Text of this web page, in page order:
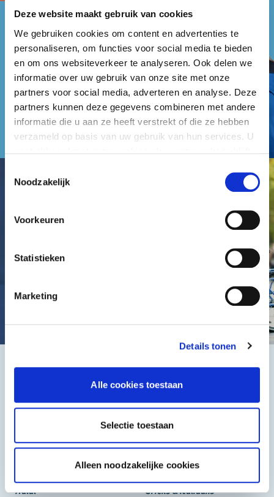
Deze website maakt gebruik van cookies
We gebruiken cookies om content en advertenties te
personaliseren, om functies voor social media te bieden
en om ons websiteverkeer te analyseren. Ook delen we
informatie over uw gebruik van onze site met onze
partners voor social media, adverteren en analyse. Deze
partners kunnen deze gegevens combineren met andere
informatie die u aan ze heeft verstrekt of die ze hebben
verzameld op basis van uw gebruik van hun services. U
Noodzakelijk
Voorkeuren
Statistieken
Marketing
Details tonen
Alle cookies toestaan
Selectie toestaan
Alleen noodzakelijke cookies
Het beste, de goedkoopste
Halal Grieks & Italiaans